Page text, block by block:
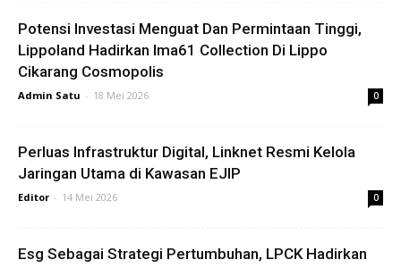
Potensi Investasi Menguat Dan Permintaan Tinggi,
Lippoland Hadirkan Ima61 Collection Di Lippo
Cikarang Cosmopolis
Admin Satu - 18 Mei 2026 0
Perluas Infrastruktur Digital, Linknet Resmi Kelola
Jaringan Utama di Kawasan EJIP
Editor - 14 Mei 2026 0
Esg Sebagai Strategi Pertumbuhan, LPCK Hadirkan